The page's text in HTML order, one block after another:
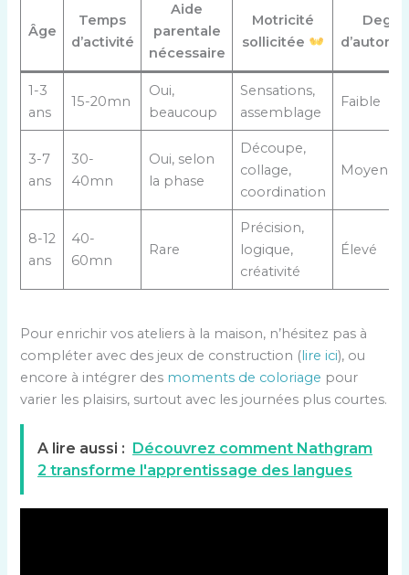
Âge
Temps
d’activité
Aide
parentale
nécessaire
Motricité
sollicitée
Degré
1-3
ans
15-20mn
Oui,
beaucoup
Sensations,
assemblage
Faible
3-7
ans
30-
40mn
Oui, selon
la phase
Découpe,
collage,
coordination
Moyen
8-12
ans
40-
60mn
Rare
Précision,
logique,
créativité
Élevé
Pour enrichir vos ateliers à la maison, n’hésitez pas à
compléter avec des jeux de construction ( lire ici), ou
encore à intégrer des moments de coloriage pour
varier les plaisirs, surtout avec les journées plus courtes.
A lire aussi : Découvrez comment Nathgram
2 transforme l'apprentissage des langues